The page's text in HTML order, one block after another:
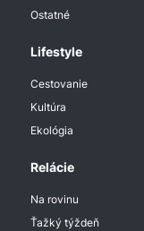
Ostatné
Lifestyle
Cestovanie
Kultúra
Ekológia
Relácie
Na rovinu
Ťažký týždeň